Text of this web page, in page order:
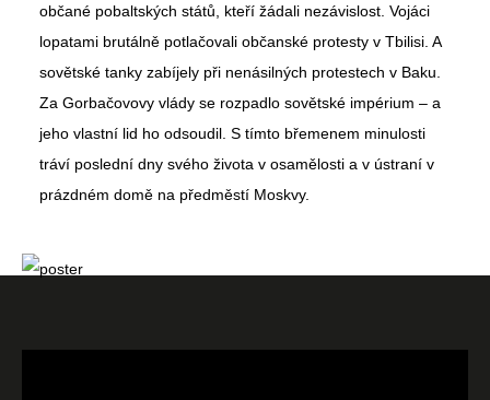
občané pobaltských států, kteří žádali nezávislost. Vojáci
lopatami brutálně potlačovali občanské protesty v Tbilisi. A
sovětské tanky zabíjely při nenásilných protestech v Baku.
Za Gorbačovovy vlády se rozpadlo sovětské impérium – a
jeho vlastní lid ho odsoudil. S tímto břemenem minulosti
tráví poslední dny svého života v osamělosti a v ústraní v
prázdném domě na předměstí Moskvy.